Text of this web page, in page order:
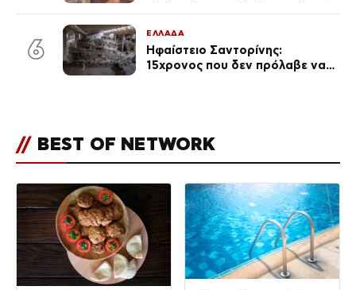
6
ΕΛΛΑΔΑ
Ηφαίστειο Σαντορίνης:
15χρονος που δεν πρόλαβε να
// BEST OF NETWORK